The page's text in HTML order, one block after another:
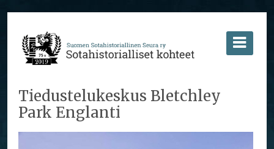
Tiedustelukeskus Bletchley
Park Englanti